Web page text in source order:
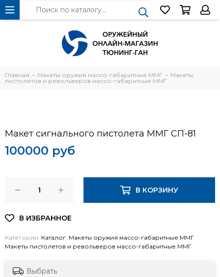
Главная Макеты оружия массо-габаритные ММГ
Макеты
пистолетов и револьверов массо-габаритные ММГ
Макет сигнального пистолета ММГ СП-81
100000 руб
В КОРЗИНУ
Категории: Каталог, Макеты оружия массо-габаритные ММГ,
Макеты пистолетов и револьверов массо-габаритные ММГ
Выбрать